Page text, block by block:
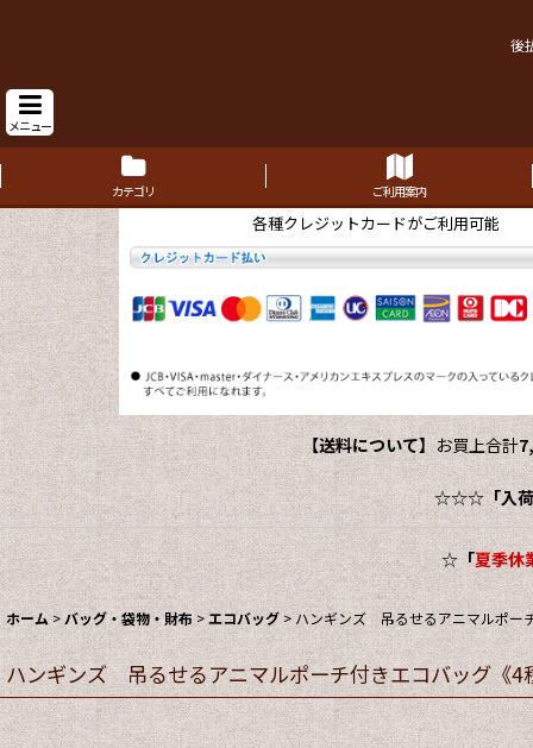
後
メニュー
カテゴリ ご利用案内
各種クレジットカードがご利用可能
【送料について】 お買上合計
☆☆☆「入
☆ 「夏季休
ホーム > バッグ・袋物・財布 >エコバッグ > ハンギンズ 吊るせるアニマルポ
ハンギンズ 吊るせるアニマルポーチ付きエコバッグ